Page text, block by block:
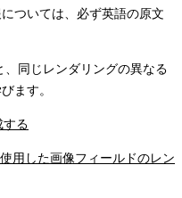
ついては、必ず英語の原文
同じレンダリングの異なる
ます。
する
用した画像フィールドのレン